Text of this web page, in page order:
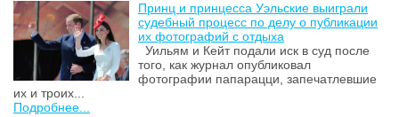
Принц и принцесса Уэльские выиграли
судебный процесс по делу о публикации
их фотографий с отдыха
Уильям и Кейт подали иск в суд после
того, как журнал опубликовал
фотографии папарацци, запечатлевшие
их и троих...
Подробнее...